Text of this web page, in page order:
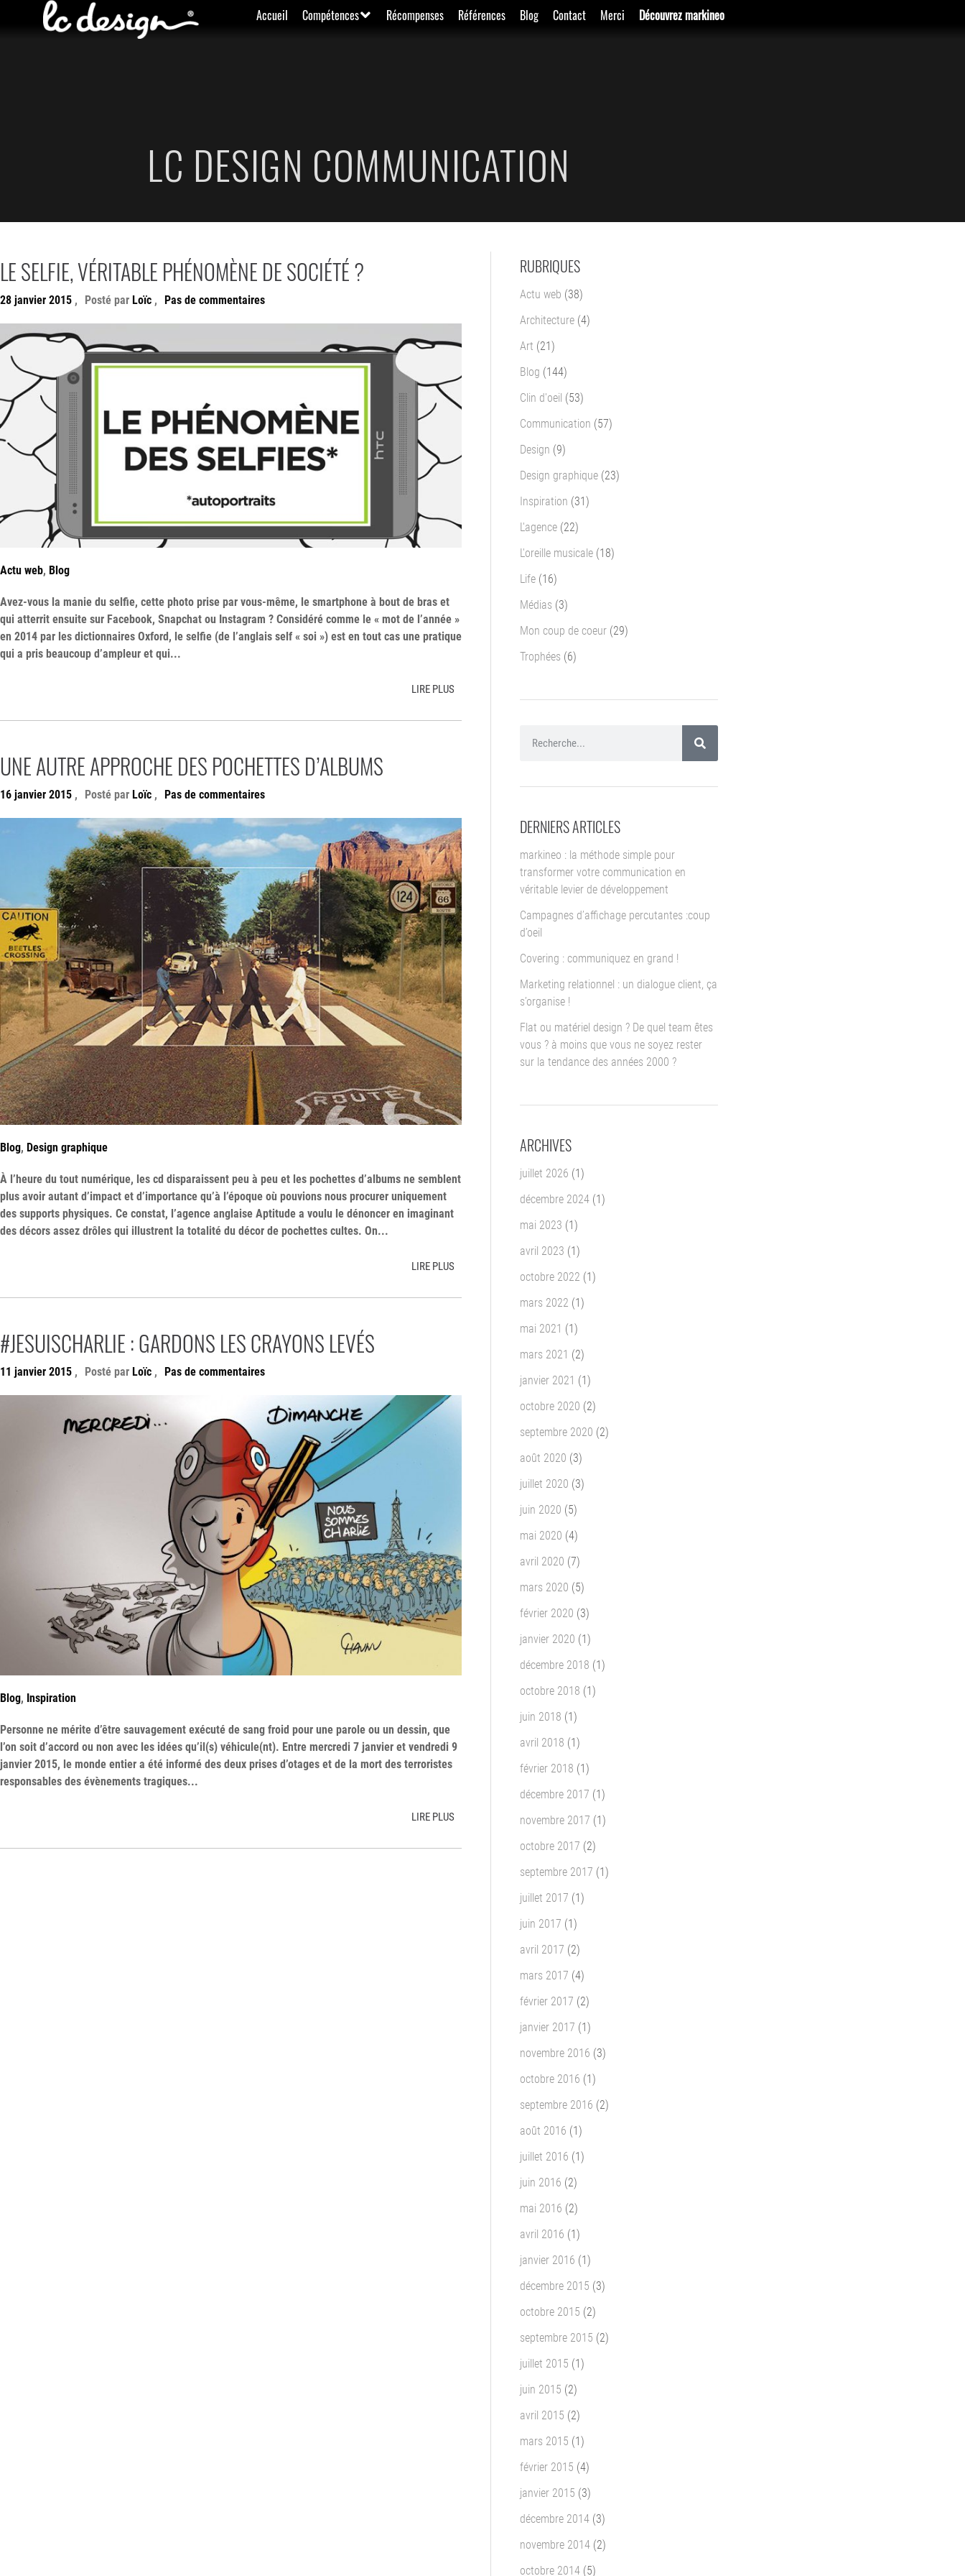
Accueil Compétences Récompenses Références Blog Contact Merci Découvrez markineo
LC DESIGN COMMUNICATION
LE SELFIE, VÉRITABLE PHÉNOMÈNE DE SOCIÉTÉ ?
28 janvier 2015 , Posté par Loïc , Pas de commentaires
Actu web, Blog
Avez-vous la manie du selfie, cette photo prise par vous-même, le smartphone à bout de bras et
qui atterrit ensuite sur Facebook, Snapchat ou Instagram ? Considéré comme le « mot de l’année »
en 2014 par les dictionnaires Oxford, le selfie (de l’anglais self « soi ») est en tout cas une pratique
qui a pris beaucoup d’ampleur et qui...
LIRE PLUS
UNE AUTRE APPROCHE DES POCHETTES D’ALBUMS
16 janvier 2015 , Posté par Loïc , Pas de commentaires
Blog, Design graphique
À l’heure du tout numérique, les cd disparaissent peu à peu et les pochettes d’albums ne semblent
plus avoir autant d’impact et d’importance qu’à l’époque où pouvions nous procurer uniquement
des supports physiques. Ce constat, l’agence anglaise Aptitude a voulu le dénoncer en imaginant
des décors assez drôles qui illustrent la totalité du décor de pochettes cultes. On...
LIRE PLUS
#JESUISCHARLIE : GARDONS LES CRAYONS LEVÉS
11 janvier 2015 , Posté par Loïc , Pas de commentaires
Blog, Inspiration
Personne ne mérite d’être sauvagement exécuté de sang froid pour une parole ou un dessin, que
l’on soit d’accord ou non avec les idées qu’il(s) véhicule(nt). Entre mercredi 7 janvier et vendredi 9
janvier 2015, le monde entier a été informé des deux prises d’otages et de la mort des terroristes
responsables des évènements tragiques...
LIRE PLUS
RUBRIQUES
Actu web (38)
Architecture (4)
Art (21)
Blog (144)
Clin d'oeil (53)
Communication (57)
Design (9)
Design graphique (23)
Inspiration (31)
L'agence (22)
L'oreille musicale (18)
Life (16)
Médias (3)
Mon coup de coeur (29)
Trophées (6)
DERNIERS ARTICLES
markineo : la méthode simple pour
transformer votre communication en
véritable levier de développement
Campagnes d’affichage percutantes :coup
d’oeil
Covering : communiquez en grand !
Marketing relationnel : un dialogue client, ça
s’organise !
Flat ou matériel design ? De quel team êtes
vous ? à moins que vous ne soyez rester
sur la tendance des années 2000 ?
ARCHIVES
juillet 2026 (1)
décembre 2024 (1)
mai 2023 (1)
avril 2023 (1)
octobre 2022 (1)
mars 2022 (1)
mai 2021 (1)
mars 2021 (2)
janvier 2021 (1)
octobre 2020 (2)
septembre 2020 (2)
août 2020 (3)
juillet 2020 (3)
juin 2020 (5)
mai 2020 (4)
avril 2020 (7)
mars 2020 (5)
février 2020 (3)
janvier 2020 (1)
décembre 2018 (1)
octobre 2018 (1)
juin 2018 (1)
avril 2018 (1)
février 2018 (1)
décembre 2017 (1)
novembre 2017 (1)
octobre 2017 (2)
septembre 2017 (1)
juillet 2017 (1)
juin 2017 (1)
avril 2017 (2)
mars 2017 (4)
février 2017 (2)
janvier 2017 (1)
novembre 2016 (3)
octobre 2016 (1)
septembre 2016 (2)
août 2016 (1)
juillet 2016 (1)
juin 2016 (2)
mai 2016 (2)
avril 2016 (1)
janvier 2016 (1)
décembre 2015 (3)
octobre 2015 (2)
septembre 2015 (2)
juillet 2015 (1)
juin 2015 (2)
avril 2015 (2)
mars 2015 (1)
février 2015 (4)
janvier 2015 (3)
décembre 2014 (3)
novembre 2014 (2)
octobre 2014 (5)